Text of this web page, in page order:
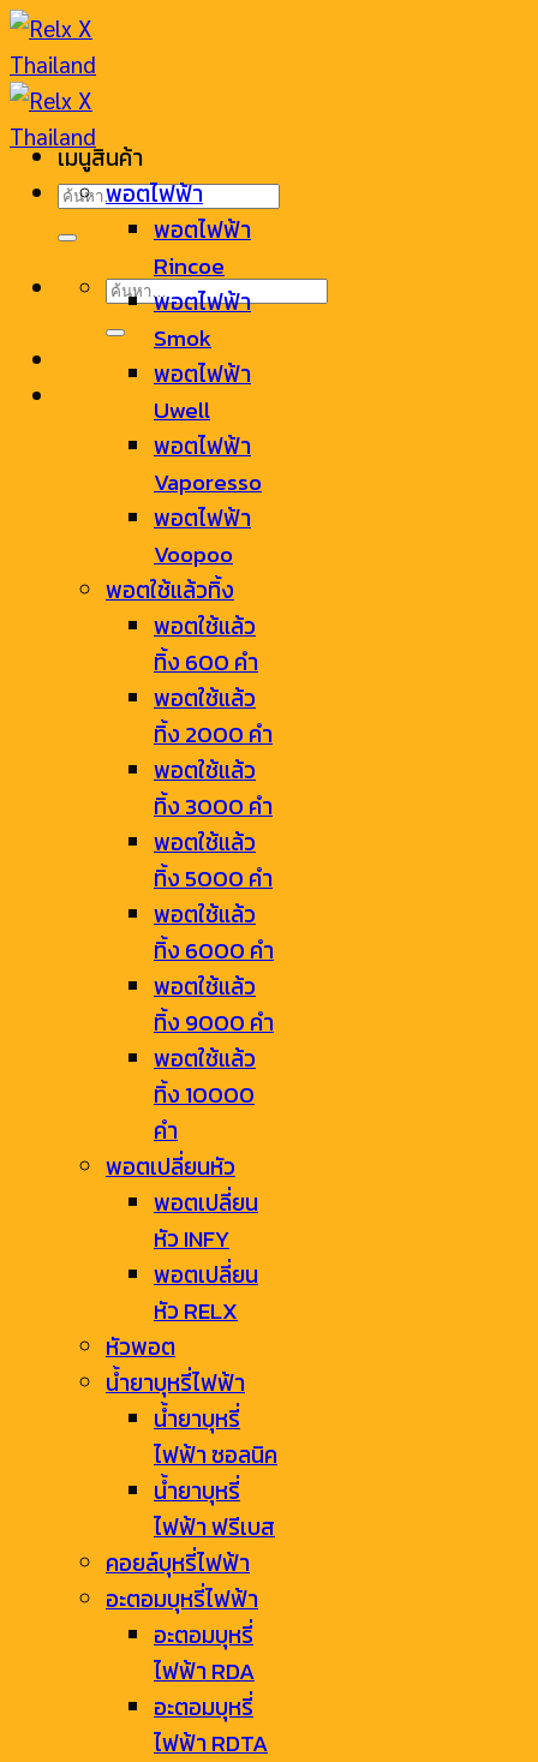
Skip
to
content
ค้นหา:
ค้นหา:
เมนูสินค้า
พอตไฟฟ้า
พอตไฟฟ้า
Rincoe
พอตไฟฟ้า
Smok
พอตไฟฟ้า
Uwell
พอตไฟฟ้า
Vaporesso
พอตไฟฟ้า
Voopoo
พอตใช้แล้วทิ้ง
พอตใช้แล้ว
ทิ้ง 600 คำ
พอตใช้แล้ว
ทิ้ง 2000 คำ
พอตใช้แล้ว
ทิ้ง 3000 คำ
พอตใช้แล้ว
ทิ้ง 5000 คำ
พอตใช้แล้ว
ทิ้ง 6000 คำ
พอตใช้แล้ว
ทิ้ง 9000 คำ
พอตใช้แล้ว
ทิ้ง 10000
คำ
พอตเปลี่ยนหัว
พอตเปลี่ยน
หัว INFY
พอตเปลี่ยน
หัว RELX
หัวพอต
น้ำยาบุหรี่ไฟฟ้า
น้ำยาบุหรี่
ไฟฟ้า ซอลนิค
น้ำยาบุหรี่
ไฟฟ้า ฟรีเบส
คอยล์บุหรี่ไฟฟ้า
อะตอมบุหรี่ไฟฟ้า
อะตอมบุหรี่
ไฟฟ้า RDA
อะตอมบุหรี่
ไฟฟ้า RDTA